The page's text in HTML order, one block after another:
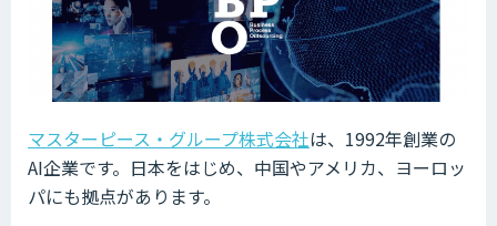
マスターピース・グループ株式会社は、1992年創業の
AI企業です。日本をはじめ、中国やアメリカ、ヨーロッ
パにも拠点があります。